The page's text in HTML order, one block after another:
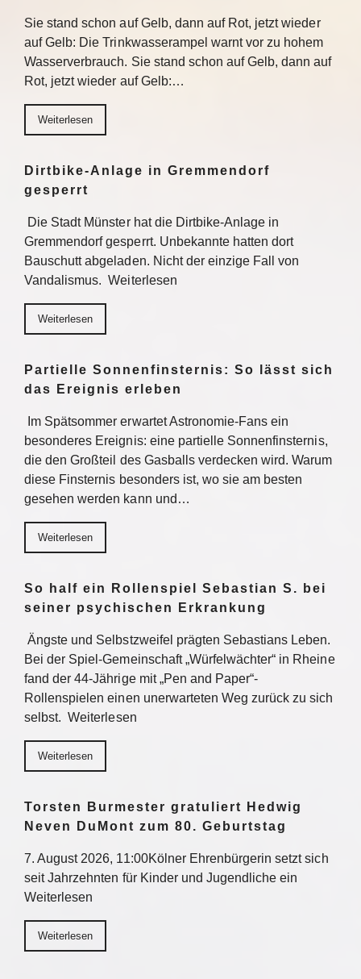
Sie stand schon auf Gelb, dann auf Rot, jetzt wieder
auf Gelb: Die Trinkwasserampel warnt vor zu hohem
Wasserverbrauch. Sie stand schon auf Gelb, dann auf
Rot, jetzt wieder auf Gelb:…
Weiterlesen
Dirtbike-Anlage in Gremmendorf
gesperrt
Die Stadt Münster hat die Dirtbike-Anlage in
Gremmendorf gesperrt. Unbekannte hatten dort
Bauschutt abgeladen. Nicht der einzige Fall von
Vandalismus. Weiterlesen
Weiterlesen
Partielle Sonnenfinsternis: So lässt sich
das Ereignis erleben
Im Spätsommer erwartet Astronomie-Fans ein
besonderes Ereignis: eine partielle Sonnenfinsternis,
die den Großteil des Gasballs verdecken wird. Warum
diese Finsternis besonders ist, wo sie am besten
gesehen werden kann und…
Weiterlesen
So half ein Rollenspiel Sebastian S. bei
seiner psychischen Erkrankung
Ängste und Selbstzweifel prägten Sebastians Leben.
Bei der Spiel-Gemeinschaft „Würfelwächter“ in Rheine
fand der 44-Jährige mit „Pen and Paper“-
Rollenspielen einen unerwarteten Weg zurück zu sich
selbst. Weiterlesen
Weiterlesen
Torsten Burmester gratuliert Hedwig
Neven DuMont zum 80. Geburtstag
7. August 2026, 11:00Kölner Ehrenbürgerin setzt sich
seit Jahrzehnten für Kinder und Jugendliche ein
Weiterlesen
Weiterlesen